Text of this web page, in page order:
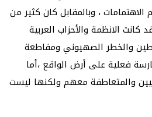
، وبالمقابل كان كثير من
الانظمة والأحزاب العربية
والخطر الصهيوني ومقاطعة
فعلية على أرض الواقع ،أما
والمتعاطفة معهم ولكنها ليست